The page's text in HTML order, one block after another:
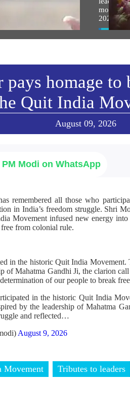
2026
homage
Quit India
August 09, 2026
Modi on WhatsApp
remembered all those who
in India’s freedom struggle. Shri
Movement infused new energy
from colonial rule.
in the historic Quit India
of Mahatma Gandhi Ji, the clarion
of our people to break
in the historic Quit India
by the leadership of Mahatma
and reflected…
August 9, 2026
Movement Tributes to leaders